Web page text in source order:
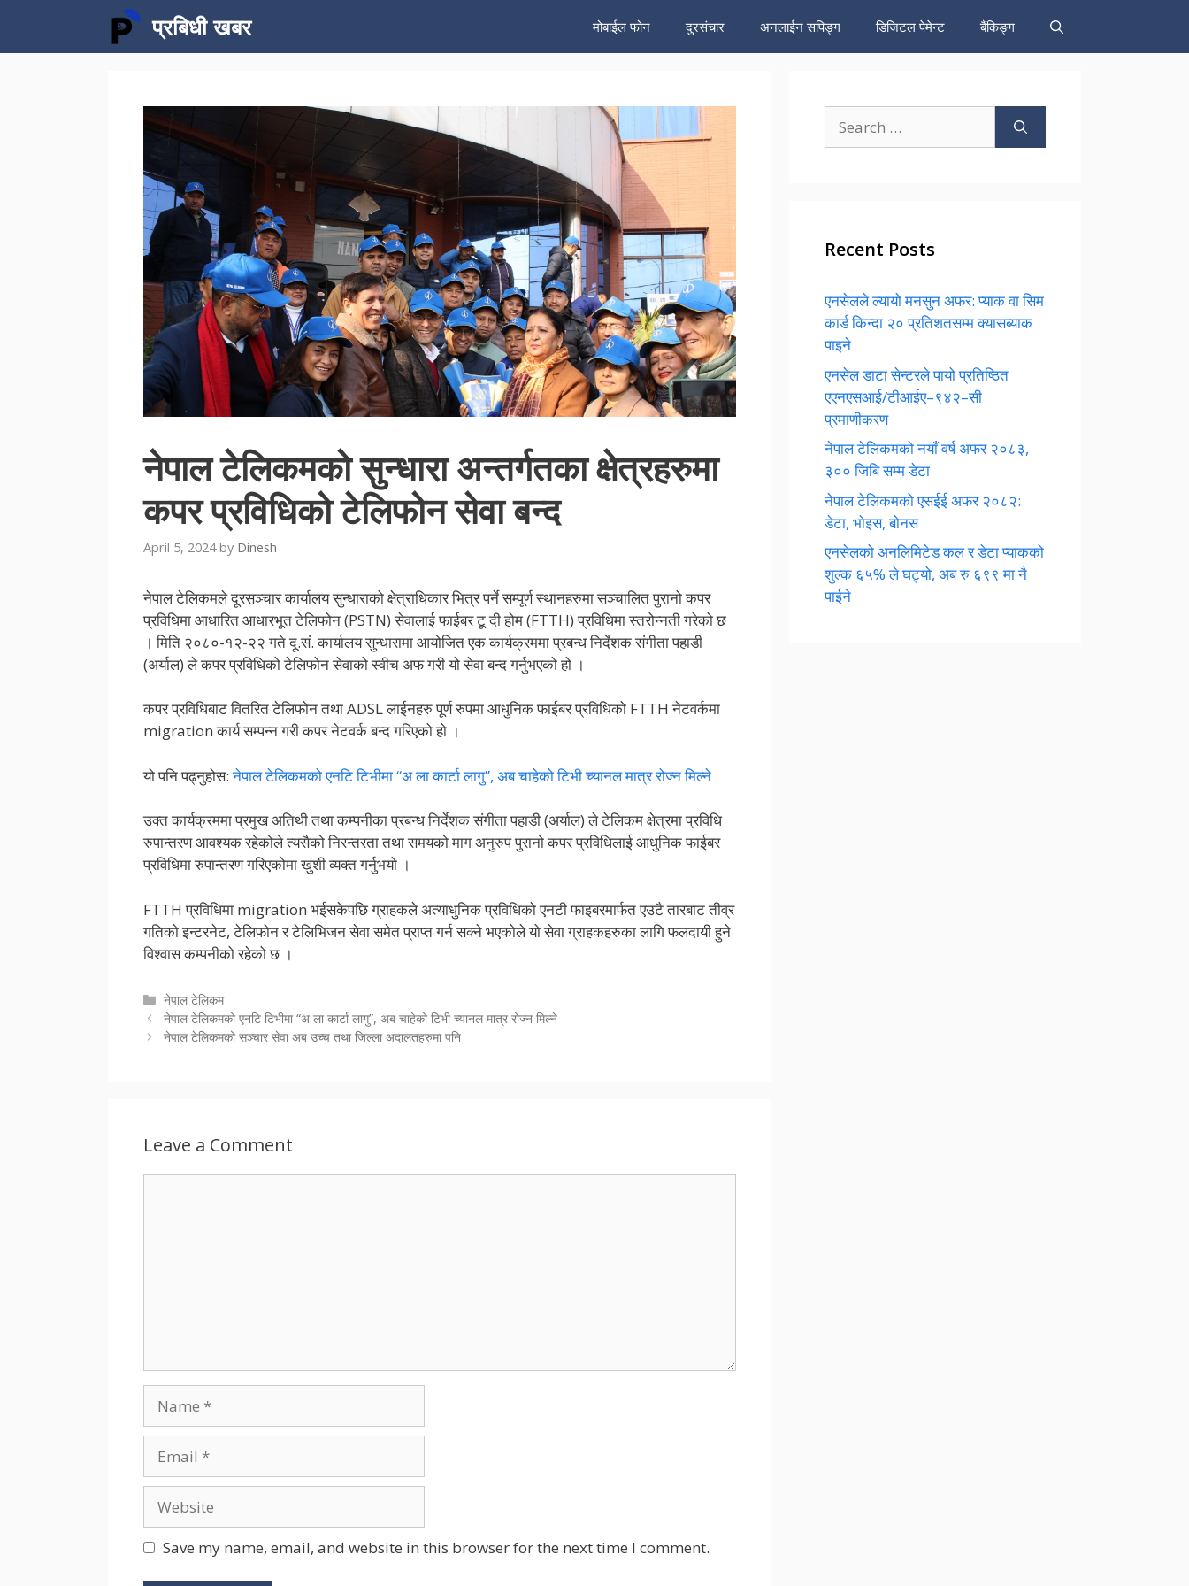
content
प्रबिधी खबर मोबाईल फोन दुरसंचार अनलाईन सपिङ्ग डिजिटल पेमेन्ट बैंकिङ्ग
नेपाल टेलिकमको सुन्धारा अन्तर्गतका क्षेत्रहरुमा
कपर प्रविधिको टेलिफोन सेवा बन्द
April 5, 2024 by Dinesh
नेपाल टेलिकमले दूरसञ्चार कार्यालय सुन्धाराको क्षेत्राधिकार भित्र पर्ने सम्पूर्ण स्थानहरुमा सञ्चालित पुरानो कपर
प्रविधिमा आधारित आधारभूत टेलिफोन (PSTN) सेवालाई फाईबर टू दी होम (FTTH) प्रविधिमा स्तरोन्नती गरेको छ
। मिति २०८०-१२-२२ गते दू.सं. कार्यालय सुन्धारामा आयोजित एक कार्यक्रममा प्रबन्ध निर्देशक संगीता पहाडी
(अर्याल) ले कपर प्रविधिको टेलिफोन सेवाको स्वीच अफ गरी यो सेवा बन्द गर्नुभएको हो ।
कपर प्रविधिबाट वितरित टेलिफोन तथा ADSL लाईनहरु पूर्ण रुपमा आधुनिक फाईबर प्रविधिको FTTH नेटवर्कमा
migration कार्य सम्पन्न गरी कपर नेटवर्क बन्द गरिएको हो ।
यो पनि पढ्नुहोस:नेपाल टेलिकमको एनटि टिभीमा “अ ला कार्टा लागु”, अब चाहेको टिभी च्यानल मात्र रोज्न मिल्ने
उक्त कार्यक्रममा प्रमुख अतिथी तथा कम्पनीका प्रबन्ध निर्देशक संगीता पहाडी (अर्याल) ले टेलिकम क्षेत्रमा प्रविधि
रुपान्तरण आवश्यक रहेकोले त्यसैको निरन्तरता तथा समयको माग अनुरुप पुरानो कपर प्रविधिलाई आधुनिक फाईबर
प्रविधिमा रुपान्तरण गरिएकोमा खुशी व्यक्त गर्नुभयो ।
FTTH प्रविधिमा migration भईसकेपछि ग्राहकले अत्याधुनिक प्रविधिको एनटी फाइबरमार्फत एउटै तारबाट तीव्र
गतिको इन्टरनेट, टेलिफोन र टेलिभिजन सेवा समेत प्राप्त गर्न सक्ने भएकोले यो सेवा ग्राहकहरुका लागि फलदायी हुने
विश्वास कम्पनीको रहेको छ ।
Categories
नेपाल टेलिकम
नेपाल टेलिकमको एनटि टिभीमा “अ ला कार्टा लागु”, अब चाहेको टिभी च्यानल मात्र रोज्न मिल्ने
नेपाल टेलिकमको सञ्चार सेवा अब उच्च तथा जिल्ला अदालतहरुमा पनि
Leave a Comment
Save my name, email, and website in this browser for the next time I comment.
for:
Recent Posts
एनसेलले ल्यायो मनसुन अफर: प्याक वा सिम
कार्ड किन्दा २० प्रतिशतसम्म क्यासब्याक
पाइने
एनसेल डाटा सेन्टरले पायो प्रतिष्ठित
एएनएसआई/टीआईए–९४२–सी
प्रमाणीकरण
नेपाल टेलिकमको नयाँ वर्ष अफर २०८३,
३०० जिबि सम्म डेटा
नेपाल टेलिकमको एसईई अफर २०८२:
डेटा, भोइस, बोनस
एनसेलको अनलिमिटेड कल र डेटा प्याकको
शुल्क ६५% ले घट्यो, अब रु ६९९ मा नै
पाईने